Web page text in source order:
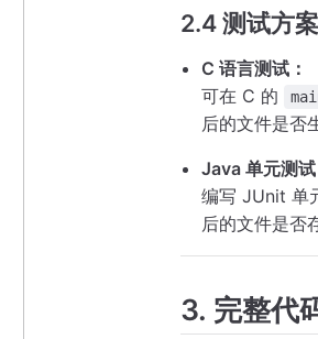
2.4 测试方案
C 语言测试：
可在 C 的
后的文件是否
Java 单元测试
编写 JUnit 单
后的文件是否
3. 完整代